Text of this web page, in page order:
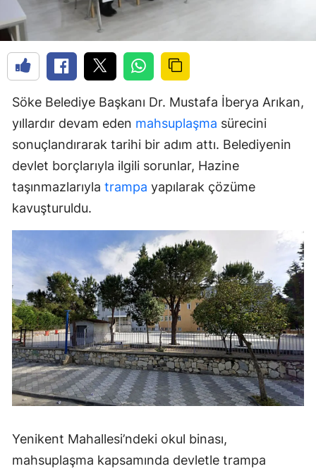
Söke Belediye Başkanı Dr. Mustafa İberya Arıkan,
yıllardır devam eden mahsuplaşma sürecini
sonuçlandırarak tarihi bir adım attı. Belediyenin
devlet borçlarıyla ilgili sorunlar, Hazine
taşınmazlarıyla trampa yapılarak çözüme
kavuşturuldu.
Yenikent Mahallesi’ndeki okul binası,
mahsuplaşma kapsamında devletle trampa